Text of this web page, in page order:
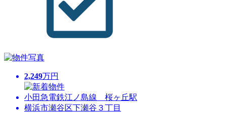
2,249万円
小田急電鉄江ノ島線 桜ヶ丘駅
横浜市瀬谷区下瀬谷３丁目